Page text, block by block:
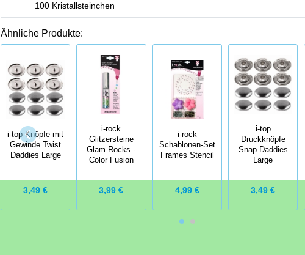
100 Kristallsteinchen
Ähnliche Produkte:
i-top Knöpfe mit
Gewinde Twist
Daddies Large
3,49 €
i-rock
Glitzersteine
Glam Rocks -
Color Fusion
3,99 €
i-rock
Schablonen-Set
Frames Stencil
4,99 €
i-top
Druckknöpfe
Snap Daddies
Large
3,49 €